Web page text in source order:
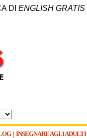
DI ENGLISH GRATIS
| INSEGNARE AGLI ADULTI